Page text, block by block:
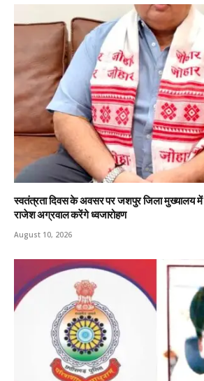
स्वतंत्रता दिवस के अवसर पर जशपुर जिला मुख्यालय में
राजेश अग्रवाल करेंगे ध्वजारोहण
August 10, 2026